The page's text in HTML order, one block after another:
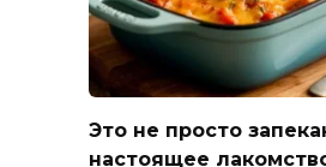
Это не просто
настоящее